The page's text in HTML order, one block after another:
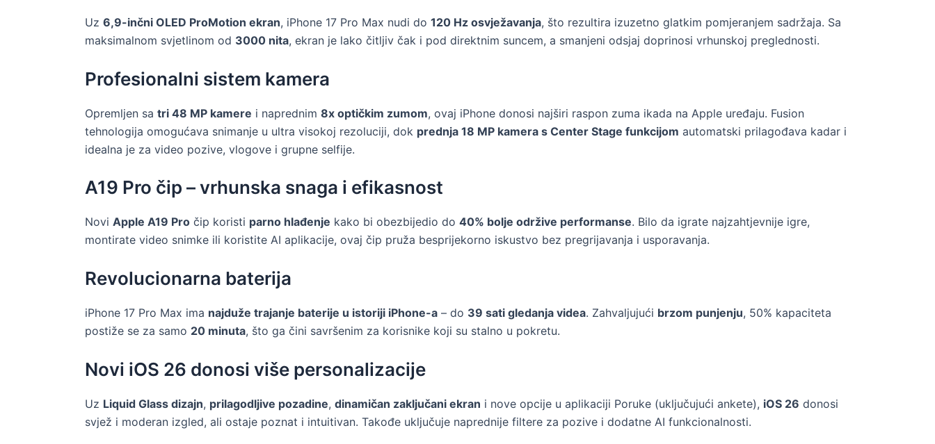
Uz 6,9-inčni OLED ProMotion ekran, iPhone 17 Pro Max nudi do 120 Hz osvježavanja, što rezultira izuzetno glatkim pomjeranjem sadržaja. Sa
maksimalnom svjetlinom od 3000 nita, ekran je lako čitljiv čak i pod direktnim suncem, a smanjeni odsjaj doprinosi vrhunskoj preglednosti.
Profesionalni sistem kamera
Opremljen sa tri 48 MP kamere i naprednim 8x optičkim zumom, ovaj iPhone donosi najširi raspon zuma ikada na Apple uređaju. Fusion
tehnologija omogućava snimanje u ultra visokoj rezoluciji, dok prednja 18 MP kamera s Center Stage funkcijom automatski prilagođava kadar i
idealna je za video pozive, vlogove i grupne selfije.
A19 Pro čip – vrhunska snaga i efikasnost
Novi Apple A19 Pro čip koristi parno hlađenje kako bi obezbijedio do 40% bolje održive performanse. Bilo da igrate najzahtjevnije igre,
montirate video snimke ili koristite AI aplikacije, ovaj čip pruža besprijekorno iskustvo bez pregrijavanja i usporavanja.
Revolucionarna baterija
iPhone 17 Pro Max ima najduže trajanje baterije u istoriji iPhone-a – do 39 sati gledanja videa. Zahvaljujući brzom punjenju, 50% kapaciteta
postiže se za samo 20 minuta, što ga čini savršenim za korisnike koji su stalno u pokretu.
Novi iOS 26 donosi više personalizacije
Uz Liquid Glass dizajn, prilagodljive pozadine, dinamičan zaključani ekran i nove opcije u aplikaciji Poruke (uključujući ankete), iOS 26 donosi
svjež i moderan izgled, ali ostaje poznat i intuitivan. Takođe uključuje naprednije filtere za pozive i dodatne AI funkcionalnosti.